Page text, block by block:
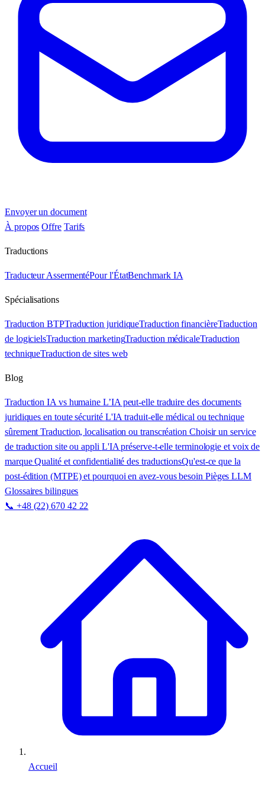
Envoyer un document
À propos Offre Tarifs
Traductions
Traducteur AssermentéPour l'ÉtatBenchmark IA
Spécialisations
Traduction BTPTraduction juridiqueTraduction financièreTraduction
de logicielsTraduction marketingTraduction médicaleTraduction
techniqueTraduction de sites web
Blog
Traduction IA vs humaine L’IA peut-elle traduire des documents
juridiques en toute sécurité L'IA traduit-elle médical ou technique
sûrementTraduction, localisation ou transcréation Choisir un service
de traduction site ou appli L'IA préserve-t-elle terminologie et voix de
marqueQualité et confidentialité des traductionsQu'est-ce que la
post-édition (MTPE) et pourquoi en avez-vous besoin Pièges LLM
Glossaires bilingues
📞 +48 (22) 670 42 22
Accueil